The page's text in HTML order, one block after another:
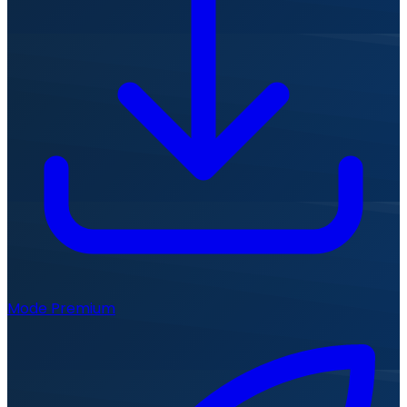
Mode Premium